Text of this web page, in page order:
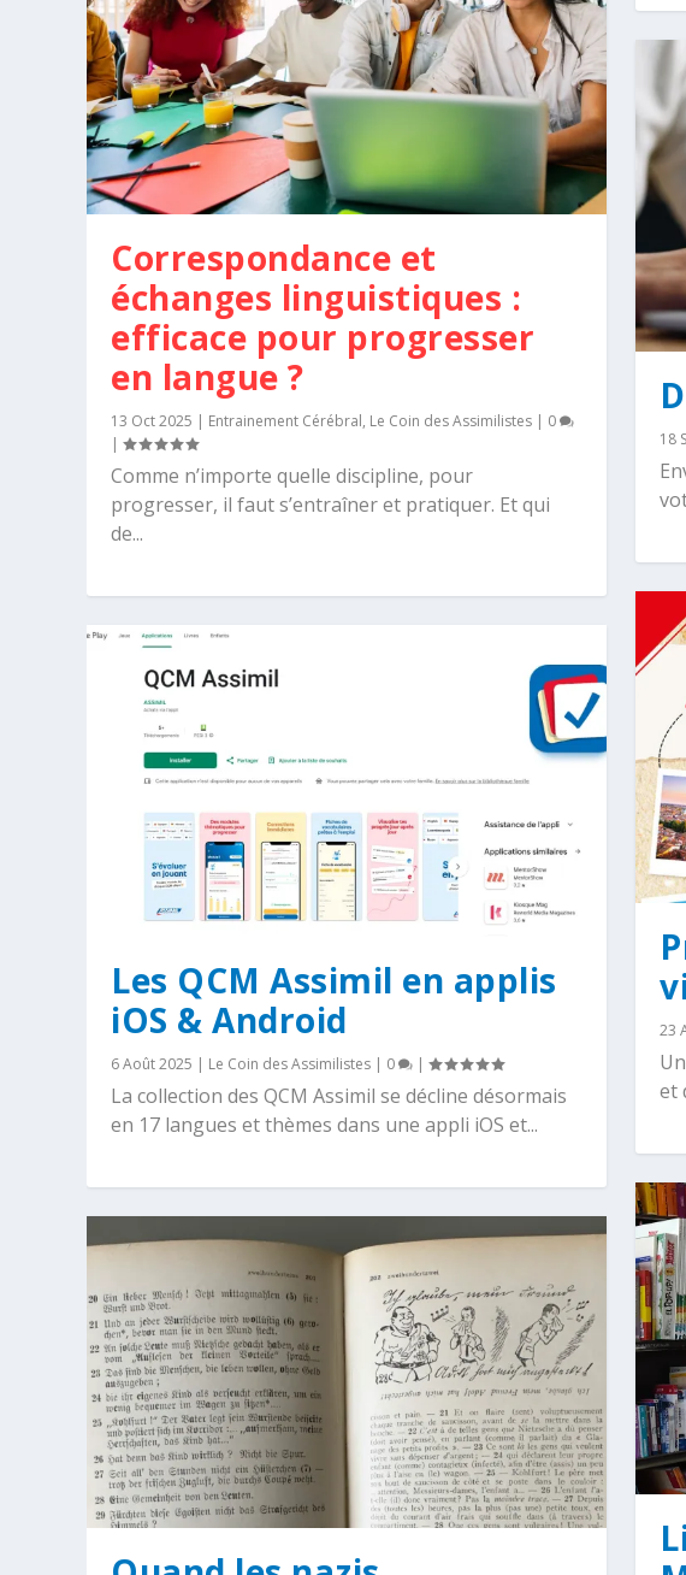
Correspondance et
échanges linguistiques :
efficace pour progresser
en langue ?
13 Oct 2025 | Entrainement Cérébral, Le Coin des Assimilistes | 0
|
Comme n’importe quelle discipline, pour
progresser, il faut s’entraîner et pratiquer. Et qui
de...
Les QCM Assimil en applis
iOS & Android
6 Août 2025 | Le Coin des Assimilistes | 0 |
La collection des QCM Assimil se décline désormais
en 17 langues et thèmes dans une appli iOS et...
18
23
et